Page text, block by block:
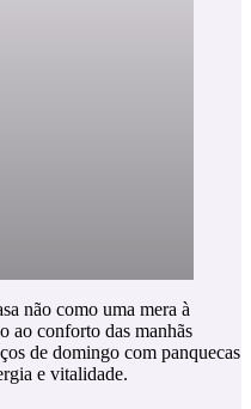
não como uma mera à
ao conforto das manhãs
de domingo com panquecas
e vitalidade.